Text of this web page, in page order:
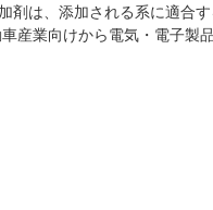
剤は、添加される系に適
産業向けから電気・電子製